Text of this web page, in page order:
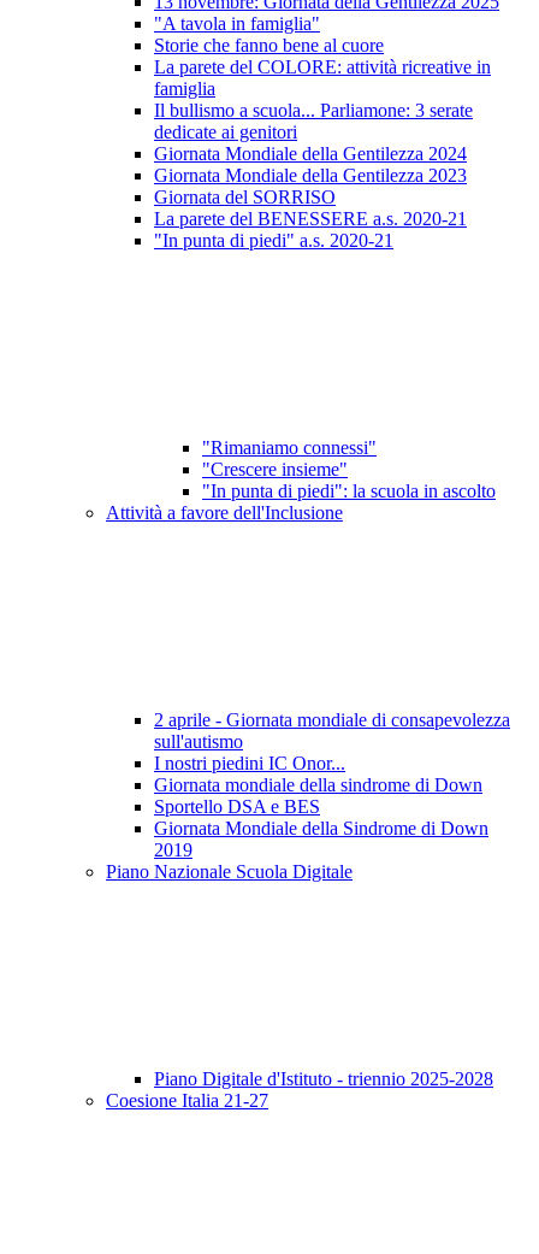
"A tavola in famiglia"
Storie che fanno bene al cuore
La parete del COLORE: attività ricreative in
famiglia
Il bullismo a scuola... Parliamone: 3 serate
dedicate ai genitori
Giornata Mondiale della Gentilezza 2024
Giornata Mondiale della Gentilezza 2023
Giornata del SORRISO
La parete del BENESSERE a.s. 2020-21
"In punta di piedi" a.s. 2020-21
"Rimaniamo connessi"
"Crescere insieme"
"In punta di piedi": la scuola in ascolto
Attività a favore dell'Inclusione
2 aprile - Giornata mondiale di consapevolezza
sull'autismo
I nostri piedini IC Onor...
Giornata mondiale della sindrome di Down
Sportello DSA e BES
Giornata Mondiale della Sindrome di Down
2019
Piano Nazionale Scuola Digitale
Piano Digitale d'Istituto - triennio 2025-2028
Coesione Italia 21-27